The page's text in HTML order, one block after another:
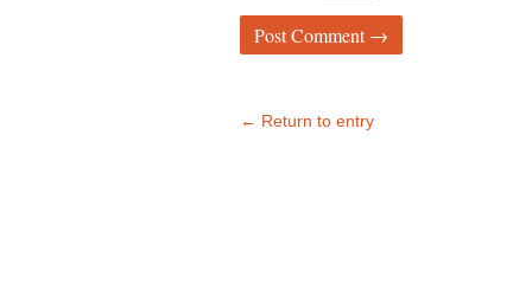
← Return to entry